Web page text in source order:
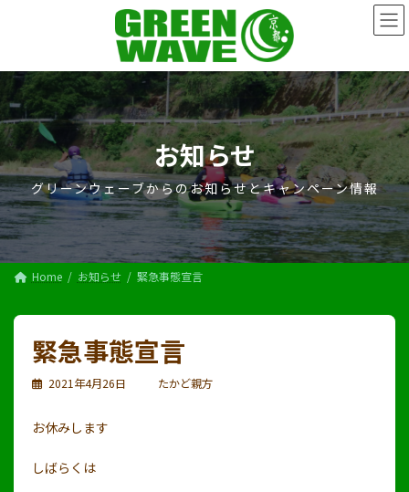
へ
ス
キ
プ
ョ
ン
に
動
お知らせ
グリーンウェーブからのお知らせとキャンペーン情報
Home お知らせ 緊急事態宣言
緊急事態宣言
2021年4月26日 たかど親方
お休みします
しばらくは